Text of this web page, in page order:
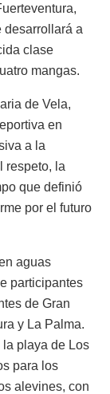
desarrollará a
clase
mangas.
de Vela,
en
a la
respeto, la
que definió
por el futuro
aguas
participantes
de Gran
y La Palma.
la playa de Los
para los
alevines, con